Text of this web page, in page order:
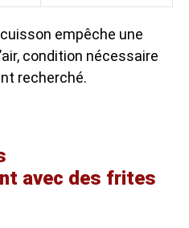
empêche une
condition nécessaire
recherché.
avec des frites